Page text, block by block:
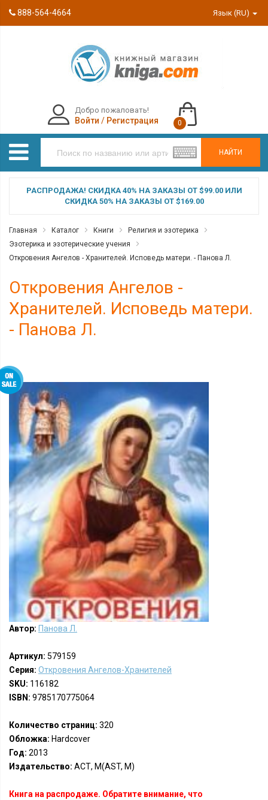
888-564-4664 Язык (RU)
НАЙТИ
Добро пожаловать!
Войти / Регистрация 0
РАСПРОДАЖА! СКИДКА 40% НА ЗАКАЗЫ ОТ $99.00 ИЛИ
СКИДКА 50% НА ЗАКАЗЫ ОТ $169.00
Главная Каталог Книги
Религия и эзотерика
Эзотерика и эзотерические учения
Откровения Ангелов - Хранителей. Исповедь матери. - Панова Л.
Откровения Ангелов -
Хранителей. Исповедь матери.
- Панова Л.
Автор: Панова Л.
Артикул: 579159
Серия: Откровения Ангелов-Хранителей
SKU: 116182
ISBN: 9785170775064
Количество страниц: 320
Обложка: Hardcover
Год: 2013
Издательство: АСТ, М(AST, M)
Книга на распродаже. Обратите внимание, что